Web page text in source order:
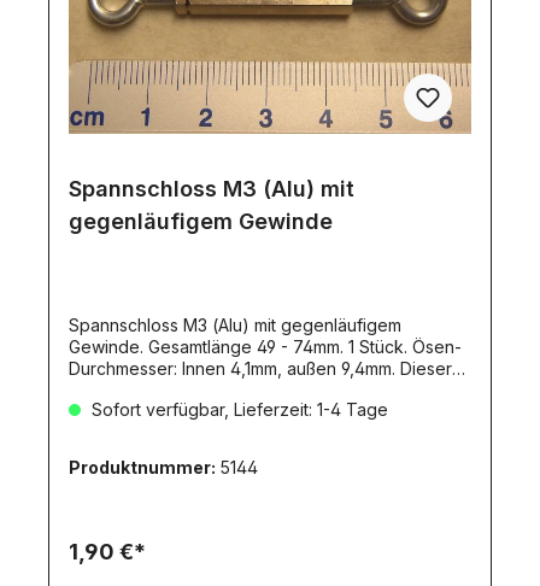
Spannschloss M3 (Alu) mit
gegenläufigem Gewinde
Spannschloss M3 (Alu) mit gegenläufigem
Gewinde. Gesamtlänge 49 - 74mm. 1 Stück. Ösen-
Durchmesser: Innen 4,1mm, außen 9,4mm. Dieser
nicht mit identischen technischen Daten:)Artikel
Sofort verfügbar, Lieferzeit: 1-4 Tage
Produktnummer: 5144
1,90 €*